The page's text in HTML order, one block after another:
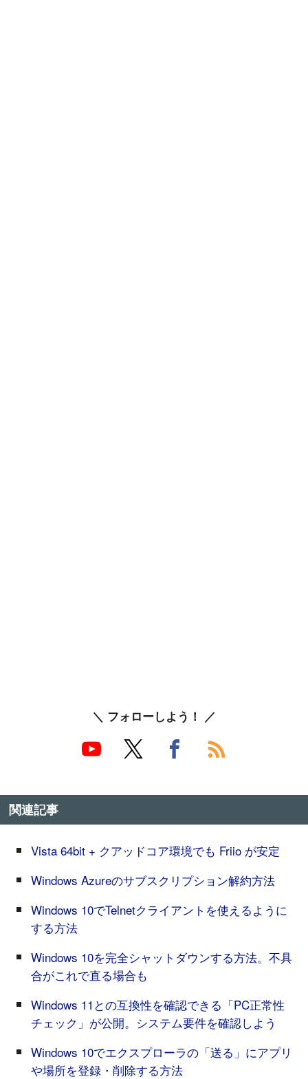
＼ フォローしよう！ ／
関連記事
Vista 64bit + クアッドコア環境でも Friio が安定
Windows Azureのサブスクリプション解約方法
Windows 10でTelnetクライアントを使えるように
する方法
Windows 10を完全シャットダウンする方法。不具
合がこれで直る場合も
Windows 11との互換性を確認できる「PC正常性
チェック」が公開。システム要件を確認しよう
Windows 10でエクスプローラの「送る」にアプリ
や場所を登録・削除する方法